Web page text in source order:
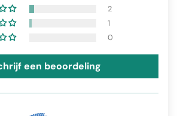
2
1
0
een beoordeling